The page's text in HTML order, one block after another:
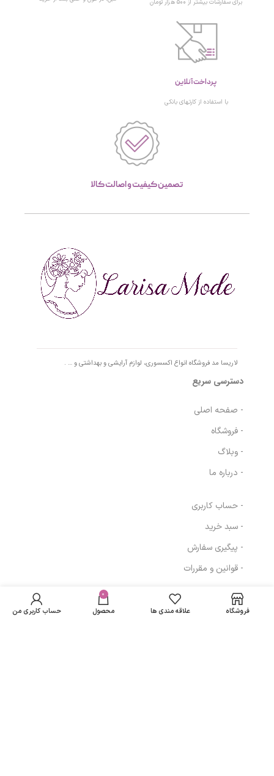
برای سفارشات بیشتر از 500 هزار تومان
پرداخت آنلاین
با استفاده از کارتهای بانکی
تصمین کیفیت و اصالت کالا
لاریسا مد فروشگاه انواع اکسسوری، لوازم آرایشی و بهداشتی و … .
دسترسی سریع
- صفحه اصلی
- فروشگاه
- وبلاگ
- درباره ما
- حساب کاربری
- سبد خرید
- پیگیری سفارش
- قوانین و مقررات
مسیرهای ارتباطی
30 میلی لیتر 20%
A.H.A Exfoliating
تومان
باشد فروشگاه علاقه مندی ها
0
محصول حساب کاربری من